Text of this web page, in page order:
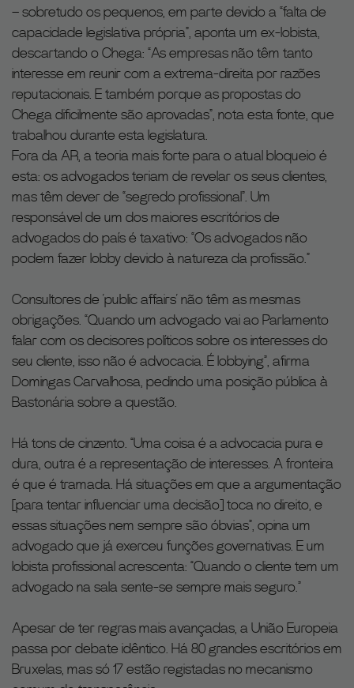
– sobretudo os pequenos, em parte devido a “falta de
capacidade legislativa própria”, aponta um ex-lobista,
descartando o Chega: “As empresas não têm tanto
interesse em reunir com a extrema-direita por razões
reputacionais. E também porque as propostas do
Chega dificilmente são aprovadas”, nota esta fonte, que
trabalhou durante esta legislatura.
Fora da AR, a teoria mais forte para o atual bloqueio é
esta: os advogados teriam de revelar os seus clientes,
mas têm dever de “segredo profissional”. Um
responsável de um dos maiores escritórios de
advogados do país é taxativo: “Os advogados não
podem fazer lobby devido à natureza da profissão.”
Consultores de ‘public affairs’ não têm as mesmas
obrigações. “Quando um advogado vai ao Parlamento
falar com os decisores políticos sobre os interesses do
seu cliente, isso não é advocacia. É lobbying”, afirma
Domingas Carvalhosa, pedindo uma posição pública à
Bastonária sobre a questão.
Há tons de cinzento. “Uma coisa é a advocacia pura e
dura, outra é a representação de interesses. A fronteira
é que é tramada. Há situações em que a argumentação
[para tentar influenciar uma decisão] toca no direito, e
essas situações nem sempre são óbvias”, opina um
advogado que já exerceu funções governativas. E um
lobista profissional acrescenta: “Quando o cliente tem um
advogado na sala sente-se sempre mais seguro.”
Apesar de ter regras mais avançadas, a União Europeia
passa por debate idêntico. Há 80 grandes escritórios em
Bruxelas, mas só 17 estão registadas no mecanismo